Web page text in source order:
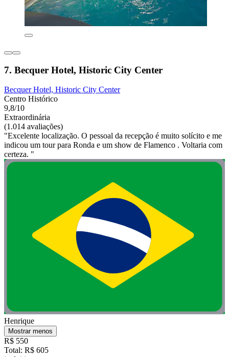
7. Becquer Hotel, Historic City Center
Becquer Hotel, Historic City Center
Centro Histórico
9,8/10
Extraordinária
(1.014 avaliações)
"Excelente localização. O pessoal da recepção é muito solícito e me
indicou um tour para Ronda e um show de Flamenco . Voltaria com
certeza. "
Henrique
Mostrar menos
R$ 550
Total: R$ 605